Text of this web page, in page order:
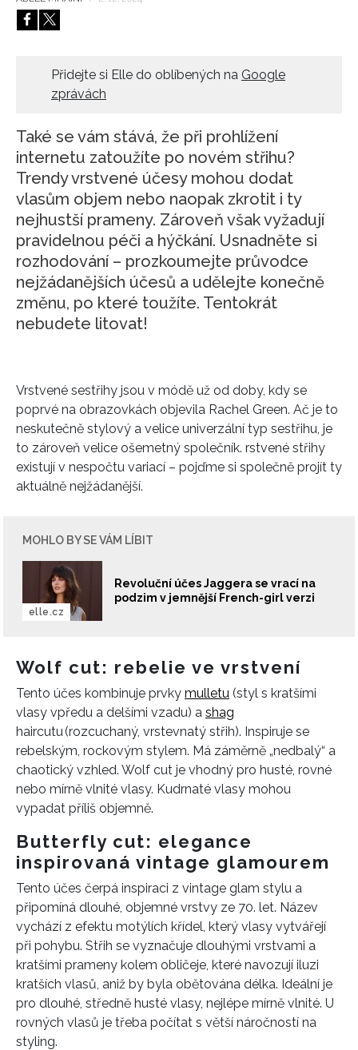
HOME
Přidejte si Elle do oblíbených na Google
zprávách
Také se vám stává, že při prohlížení
internetu zatoužíte po novém střihu?
Trendy vrstvené účesy mohou dodat
vlasům objem nebo naopak zkrotit i ty
nejhustší prameny. Zároveň však vyžadují
pravidelnou péči a hýčkání. Usnadněte si
rozhodování – prozkoumejte průvodce
nejžádanějších účesů a udělejte konečně
změnu, po které toužíte. Tentokrát
nebudete litovat!
Vrstvené sestřihy jsou v módě už od doby, kdy se
poprvé na obrazovkách objevila Rachel Green. Ač je to
neskutečně stylový a velice univerzální typ sestřihu, je
to zároveň velice ošemetný společník. rstvené střihy
existují v nespočtu variací – pojďme si společně projít ty
aktuálně nejžádanější.
MOHLO BY SE VÁM LÍBIT
Revoluční účes Jaggera se vrací na
podzim v jemnější French-girl verzi
elle.cz
Wolf cut: rebelie ve vrstvení
Tento účes kombinuje prvky mulletu (styl s kratšími
vlasy vpředu a delšími vzadu) a shag
haircutu (rozcuchaný, vrstevnatý střih). Inspiruje se
rebelským, rockovým stylem. Má záměrně „nedbalý“ a
chaotický vzhled. Wolf cut je vhodný pro husté, rovné
nebo mírně vlnité vlasy. Kudrnaté vlasy mohou
vypadat příliš objemně.
Butterfly cut: elegance
inspirovaná vintage glamourem
Tento účes čerpá inspiraci z vintage glam stylu a
připomíná dlouhé, objemné vrstvy ze 70. let. Název
vychází z efektu motýlích křídel, který vlasy vytvářejí
při pohybu. Střih se vyznačuje dlouhými vrstvami a
kratšími prameny kolem obličeje, které navozují iluzi
kratších vlasů, aniž by byla obětována délka. Ideální je
pro dlouhé, středně husté vlasy, nejlépe mírně vlnité. U
rovných vlasů je třeba počítat s větší náročností na
styling.